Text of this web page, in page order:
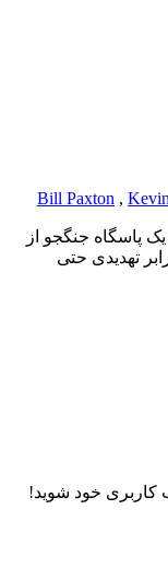
Bill Paxton ,
پاسگاه جنگجو از
تهدیدی حتی
کاربری خود شوید!